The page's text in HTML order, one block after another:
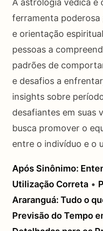
ferramenta
e orientação
pessoas a
padrões de
e desafios a
insights sobre
desafiantes em suas
busca promover o
entre o indivíduo e o
Após Sinônimo:
Utilização Correta •
Araranguá: Tudo o
Previsão do Tempo